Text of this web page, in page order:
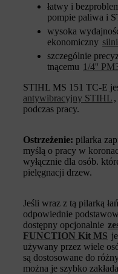
łatwy i
pompie paliwa i
wysoka
ekonomiczny
szczególnie
tnącemu 1/4''
STIHL MS 151 TC-E
antywibracyjny STIHL
podczas pracy.
Ostrzeżenie: pilarka
myślą o pracy w
wyłącznie dla osób.
pielęgnacji drzew.
Jeśli wraz z tą pilarką
odpowiednie
dostępny opcjonalnie
FUNCTION Kit MS
używany przez wiele
są dostosowane do
można je szybko